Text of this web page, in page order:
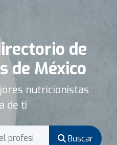
de
de México
nutricionistas
de ti
Buscar